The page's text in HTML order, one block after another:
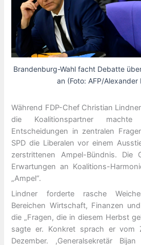
Brandenburg-Wahl facht Debatte
an (Foto: AFP/Alexander
Während FDP-Chef Christian
die Koalitionspartner
Entscheidungen in zentralen
SPD die Liberalen vor einem
zerstrittenen Ampel-Bündnis. Die
Erwartungen an Koalitions-
„Ampel“.
Lindner forderte rasche
Bereichen Wirtschaft, Finanzen
die „Fragen, die in diesem Herbst
sagte er. Konkret sprach er vom
Dezember. ,Generalsekretär